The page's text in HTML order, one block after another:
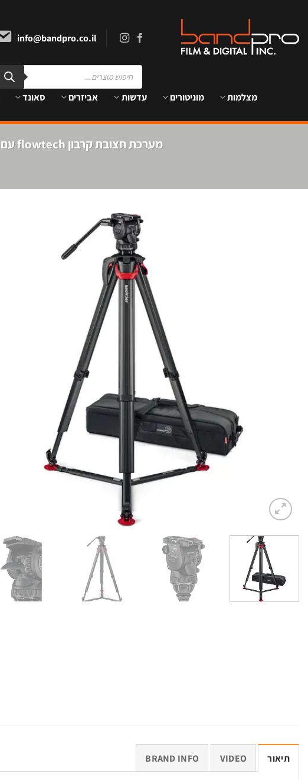
content
info@bandpro.co.il
Products
search
מצלמות מוניטורים עדשות אביזרים סאונד
מערכת חצובת קרבון flowtech עם ראש aktiv6 ספרדר תחתון – Sachtler aktiv6 flowtech75 GS System
תיאור VIDEO
BRAND INFO